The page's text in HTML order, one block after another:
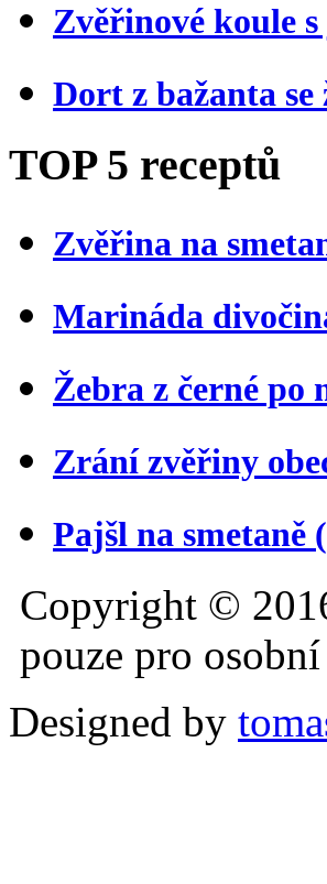
Zvěřinové koule
Dort z bažanta
TOP 5 receptů
Zvěřina na
Marináda
Žebra z černé po
Zrání zvěřiny
Pajšl na smetaně
Copyright ©
pouze pro
Designed by